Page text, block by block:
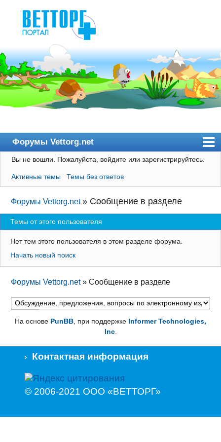
Форумы Vettorg.net
Главная
Пользователи
Правила
Поиск
Регистрация
Вход
Вы не вошли. Пожалуйста, войдите или зарегистрируйтесь.
Активные темы Темы без ответов
Форумы Vettorg.net » Сообщение в разделе
Темы от этого пользователя
Нет тем этого пользователя в этом разделе форума.
Начать новый поиск
Форумы Vettorg.net »Сообщение в разделе
На основе PunBB , при поддержке Informer Technologies,
Inc.
Контактная информация
© 2006-2021 ООО «ВЕТТОРГ»